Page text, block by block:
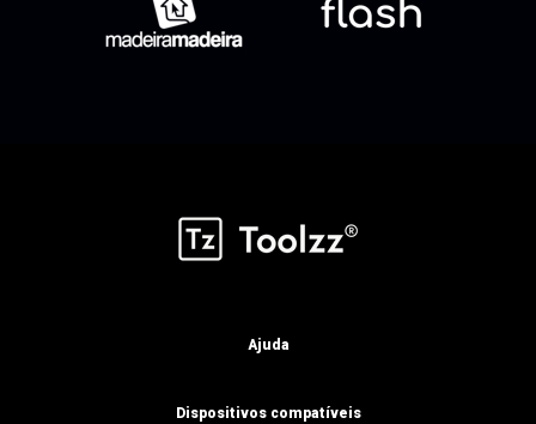
Dispositivos compatíveis
Ajuda